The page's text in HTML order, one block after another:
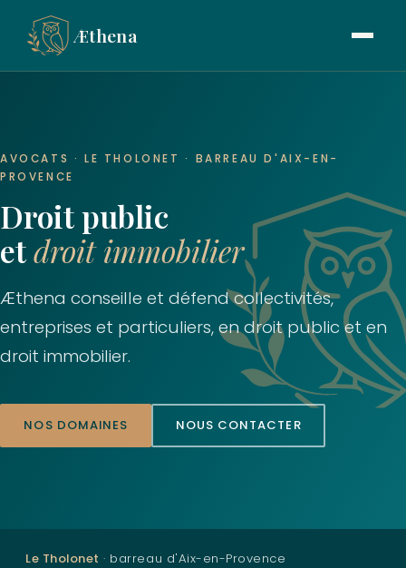
Æthena
AVOCATS · LE THOLONET · BARREAU D'AIX-EN-
PROVENCE
Droit public
etdroit immobilier
Æthena conseille et défend collectivités,
entreprises et particuliers, en droit public et en
droit immobilier.
NOS DOMAINES NOUS CONTACTER
Le Tholonet · barreau d'Aix-en-Provence